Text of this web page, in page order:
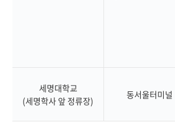
세명대학교
(세명학사 앞 정류장)
동서울터미널